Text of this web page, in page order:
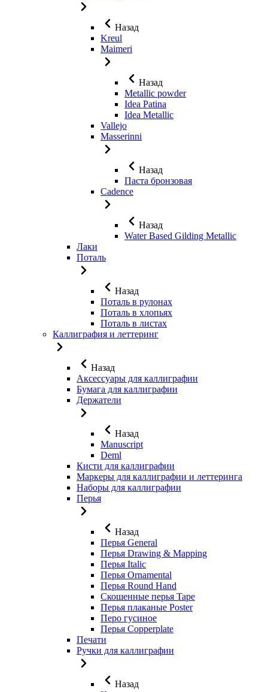
Назад
Kreul
Maimeri
Назад
Metallic powder
Idea Patina
Idea Metallic
Vallejo
Masserinni
Назад
Паста бронзовая
Cadence
Назад
Water Based Gilding Metallic
Лаки
Поталь
Назад
Поталь в рулонах
Поталь в хлопьях
Поталь в листах
Каллиграфия и леттеринг
Назад
Аксессуары для каллиграфии
Бумага для каллиграфии
Держатели
Назад
Manuscript
Deml
Кисти для каллиграфии
Маркеры для каллиграфии и леттеринга
Наборы для каллиграфии
Перья
Назад
Перья General
Перья Drawing & Mapping
Перья Italic
Перья Ornamental
Перья Round Hand
Скошенные перья Tape
Перья плаканые Poster
Перо гусиное
Перья Copperplate
Печати
Ручки для каллиграфии
Назад